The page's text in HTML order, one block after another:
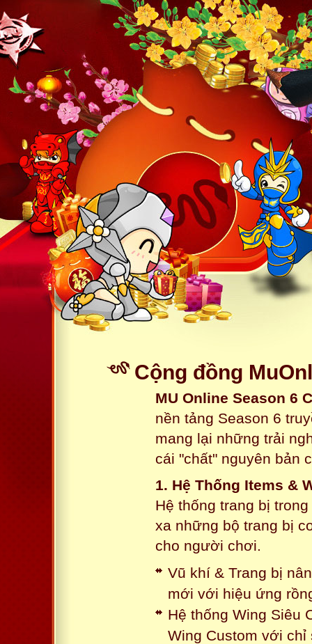
Cộng đồng
MU Online Season 6
nền tảng Season 6
mang lại những trải
cái "chất" nguyên bản
1. Hệ Thống Items &
Hệ thống trang bị
xa những bộ trang bị
cho người chơi.
Vũ khí & Trang bị
mới với hiệu ứng
Hệ thống Wing Siêu
Wing Custom với